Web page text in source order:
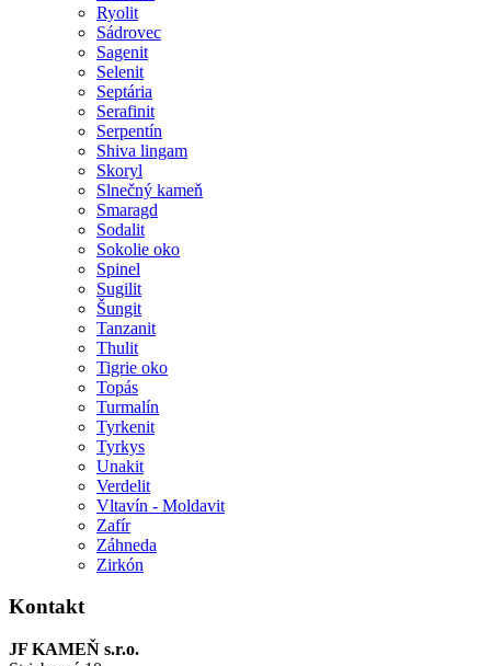
Ryolit
Sádrovec
Sagenit
Selenit
Septária
Serafinit
Serpentín
Shiva lingam
Skoryl
Slnečný kameň
Smaragd
Sodalit
Sokolie oko
Spinel
Sugilit
Šungit
Tanzanit
Thulit
Tigrie oko
Topás
Turmalín
Tyrkenit
Tyrkys
Unakit
Verdelit
Vltavín - Moldavit
Zafír
Záhneda
Zirkón
Kontakt
JF KAMEŇ s.r.o.